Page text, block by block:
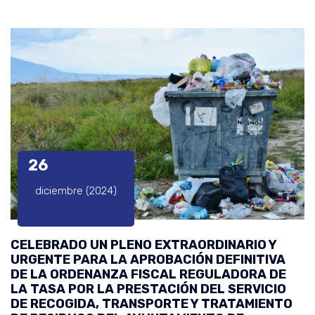
26
diciembre (2024)
CELEBRADO UN PLENO EXTRAORDINARIO Y
URGENTE PARA LA APROBACIÓN DEFINITIVA
DE LA ORDENANZA FISCAL REGULADORA DE
LA TASA POR LA PRESTACIÓN DEL SERVICIO
DE RECOGIDA, TRANSPORTE Y TRATAMIENTO